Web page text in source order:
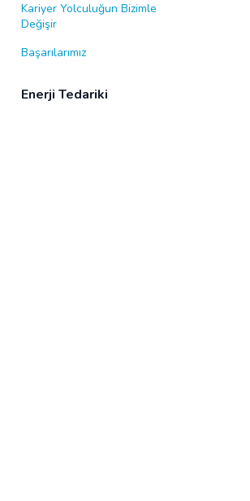
Kariyer Yolculuğun Bizimle
Değişir
Başarılarımız
Enerji Tedariki